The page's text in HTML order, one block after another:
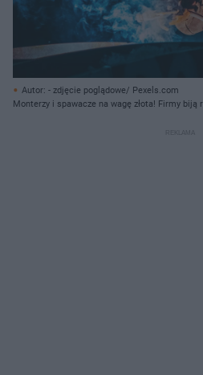
Autor: - zdjęcie poglądowe/ Pexels.com
Monterzy i spawacze na wagę złota! Firmy biją